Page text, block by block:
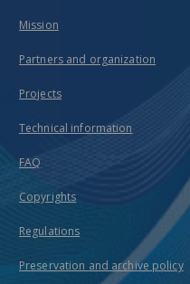
Mission
Partners and organization
Projects
Technical information
FAQ
Copyrights
Regulations
Preservation and archive policy